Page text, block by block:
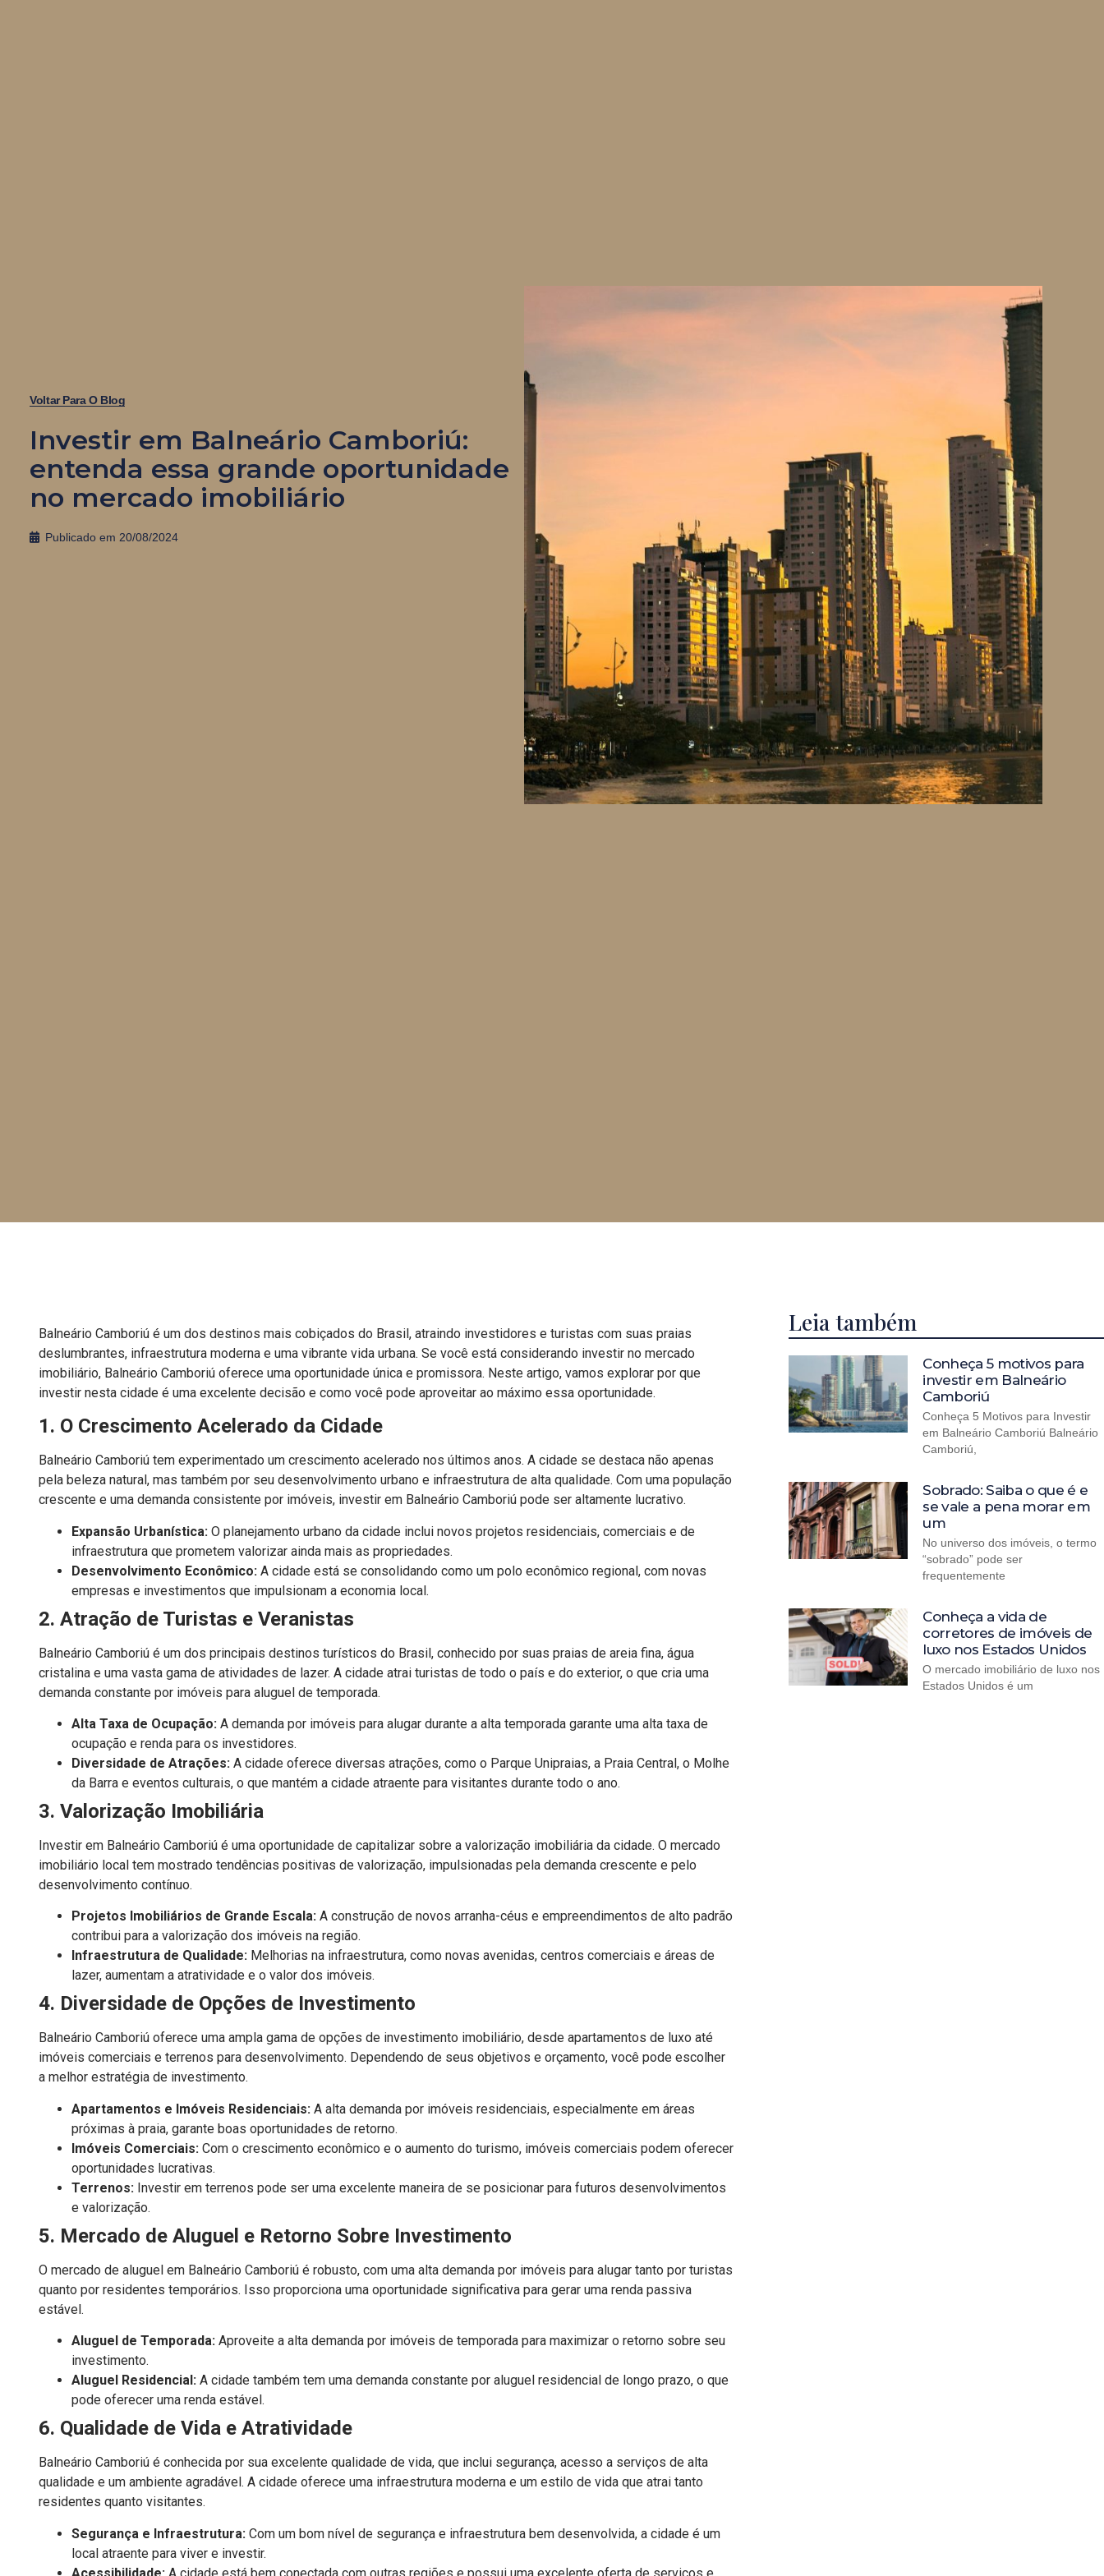
Voltar Para O Blog
Investir em Balneário Camboriú:
entenda essa grande oportunidade
no mercado imobiliário
Publicado em 20/08/2024
Balneário Camboriú é um dos destinos mais cobiçados do Brasil, atraindo investidores e turistas com suas praias
deslumbrantes, infraestrutura moderna e uma vibrante vida urbana. Se você está considerando investir no mercado
imobiliário, Balneário Camboriú oferece uma oportunidade única e promissora. Neste artigo, vamos explorar por que
investir nesta cidade é uma excelente decisão e como você pode aproveitar ao máximo essa oportunidade.
1. O Crescimento Acelerado da Cidade
Balneário Camboriú tem experimentado um crescimento acelerado nos últimos anos. A cidade se destaca não apenas
pela beleza natural, mas também por seu desenvolvimento urbano e infraestrutura de alta qualidade. Com uma população
crescente e uma demanda consistente por imóveis, investir em Balneário Camboriú pode ser altamente lucrativo.
Expansão Urbanística: O planejamento urbano da cidade inclui novos projetos residenciais, comerciais e de
infraestrutura que prometem valorizar ainda mais as propriedades.
Desenvolvimento Econômico: A cidade está se consolidando como um polo econômico regional, com novas
empresas e investimentos que impulsionam a economia local.
2. Atração de Turistas e Veranistas
Balneário Camboriú é um dos principais destinos turísticos do Brasil, conhecido por suas praias de areia fina, água
cristalina e uma vasta gama de atividades de lazer. A cidade atrai turistas de todo o país e do exterior, o que cria uma
demanda constante por imóveis para aluguel de temporada.
Alta Taxa de Ocupação: A demanda por imóveis para alugar durante a alta temporada garante uma alta taxa de
ocupação e renda para os investidores.
Diversidade de Atrações: A cidade oferece diversas atrações, como o Parque Unipraias, a Praia Central, o Molhe
da Barra e eventos culturais, o que mantém a cidade atraente para visitantes durante todo o ano.
3. Valorização Imobiliária
Investir em Balneário Camboriú é uma oportunidade de capitalizar sobre a valorização imobiliária da cidade. O mercado
imobiliário local tem mostrado tendências positivas de valorização, impulsionadas pela demanda crescente e pelo
desenvolvimento contínuo.
Projetos Imobiliários de Grande Escala: A construção de novos arranha-céus e empreendimentos de alto padrão
contribui para a valorização dos imóveis na região.
Infraestrutura de Qualidade: Melhorias na infraestrutura, como novas avenidas, centros comerciais e áreas de
lazer, aumentam a atratividade e o valor dos imóveis.
4. Diversidade de Opções de Investimento
Balneário Camboriú oferece uma ampla gama de opções de investimento imobiliário, desde apartamentos de luxo até
imóveis comerciais e terrenos para desenvolvimento. Dependendo de seus objetivos e orçamento, você pode escolher
a melhor estratégia de investimento.
Apartamentos e Imóveis Residenciais: A alta demanda por imóveis residenciais, especialmente em áreas
próximas à praia, garante boas oportunidades de retorno.
Imóveis Comerciais: Com o crescimento econômico e o aumento do turismo, imóveis comerciais podem oferecer
oportunidades lucrativas.
Terrenos: Investir em terrenos pode ser uma excelente maneira de se posicionar para futuros desenvolvimentos
e valorização.
5. Mercado de Aluguel e Retorno Sobre Investimento
O mercado de aluguel em Balneário Camboriú é robusto, com uma alta demanda por imóveis para alugar tanto por turistas
quanto por residentes temporários. Isso proporciona uma oportunidade significativa para gerar uma renda passiva
estável.
Aluguel de Temporada: Aproveite a alta demanda por imóveis de temporada para maximizar o retorno sobre seu
investimento.
Aluguel Residencial: A cidade também tem uma demanda constante por aluguel residencial de longo prazo, o que
pode oferecer uma renda estável.
6. Qualidade de Vida e Atratividade
Balneário Camboriú é conhecida por sua excelente qualidade de vida, que inclui segurança, acesso a serviços de alta
qualidade e um ambiente agradável. A cidade oferece uma infraestrutura moderna e um estilo de vida que atrai tanto
residentes quanto visitantes.
Segurança e Infraestrutura: Com um bom nível de segurança e infraestrutura bem desenvolvida, a cidade é um
local atraente para viver e investir.
Acessibilidade: A cidade está bem conectada com outras regiões e possui uma excelente oferta de serviços e
Leia também
Conheça 5 motivos para
investir em Balneário
Camboriú
Conheça 5 Motivos para Investir
em Balneário Camboriú Balneário
Camboriú,
Sobrado: Saiba o que é e
se vale a pena morar em
um
No universo dos imóveis, o termo
“sobrado” pode ser
frequentemente
Conheça a vida de
corretores de imóveis de
luxo nos Estados Unidos
O mercado imobiliário de luxo nos
Estados Unidos é um